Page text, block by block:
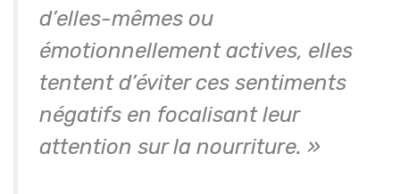
d’elles-mêmes ou
émotionnellement actives, elles
tentent d’éviter ces sentiments
négatifs en focalisant leur
attention sur la nourriture. »